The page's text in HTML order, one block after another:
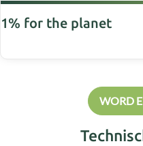
1% for the planet
WORD